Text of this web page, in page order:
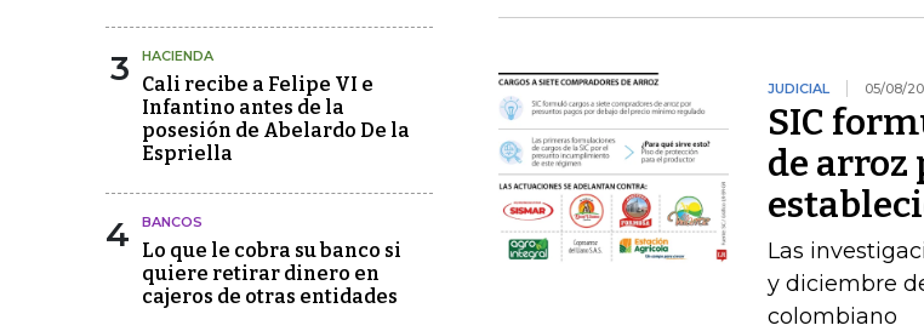
3 HACIENDA
Cali recibe a Felipe VI e
Infantino antes de la
posesión de Abelardo De la
Espriella
4 BANCOS
Lo que le cobra su banco si
quiere retirar dinero en
cajeros de otras entidades
JUDICIAL 05/08/
SIC
de arroz
Las
y diciembre
colombiano